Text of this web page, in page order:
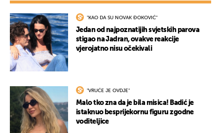
"KAO DA SU NOVAK ĐOKOVIĆ"
Jedan od najpoznatijih svjetskih parova
stigao na Jadran, ovakve reakcije
vjerojatno nisu očekivali
"VRUĆE JE OVDJE"
Malo tko zna da je bila misica! Badić je
istaknuo besprijekornu figuru zgodne
voditeljice